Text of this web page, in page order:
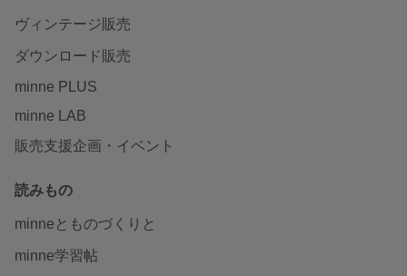
ヴィンテージ販売
ダウンロード販売
minne PLUS
minne LAB
販売支援企画・イベント
読みもの
minneとものづくりと
minne学習帖